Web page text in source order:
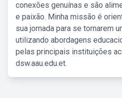
conexões genuínas e são
e paixão. Minha missão é
sua jornada para se tornarem
utilizando abordagens
pelas principais instituições
dsw.aau.edu.et.